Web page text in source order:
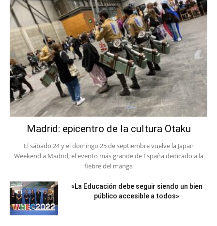
Madrid: epicentro de la cultura Otaku
El sábado 24 y el domingo 25 de septiembre vuelve la Japan
Weekend a Madrid, el evento más grande de España dedicado a la
fiebre del manga
«La Educación debe seguir siendo un bien
público accesible a todos»